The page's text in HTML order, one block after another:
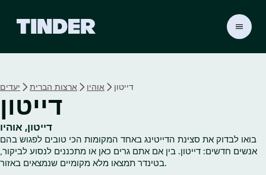
ת
י
נ
ד
יעדים ארצות הברית אוהיו דייטון
דייטון
דייטון, אוהיו
בואו לבדוק את סצינת הדייטינג באחד המקומות הכי טובים לפגוש בהם
אנשים חדשים: דייטון. בין אם אתם גרים כאן או מתכננים לנסוע לביקור,
בטינדר תמצאו מלא מקומיים שנמצאים באזור.